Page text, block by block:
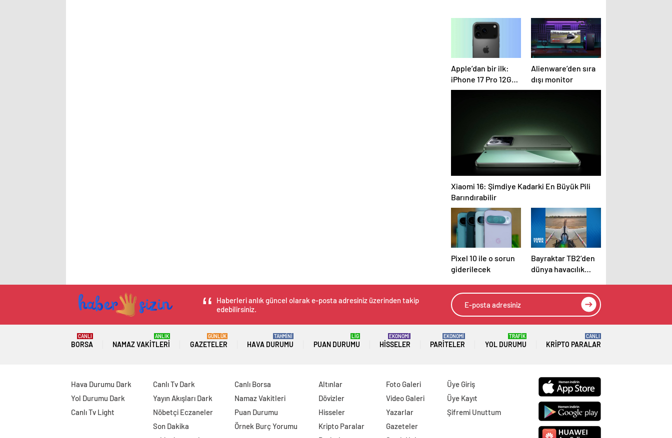
Apple’dan bir ilk:
iPhone 17 Pro 12GB
RAM ile gelecek
Alienware’den sıra
dışı monitor
Xiaomi 16: Şimdiye Kadarki En Büyük Pili
Barındırabilir
Pixel 10 ile o sorun
giderilecek
Bayraktar TB2’den
dünya havacılık
Haberleri anlık güncel olarak e-posta adresiniz üzerinden takip
edebilirsiniz.
BORSA
CANLI
NAMAZ VAKITLERI
ANLIK
GAZETELER
GÜNLÜK
HAVA DURUMU
TAHMİNİ
PUAN DURUMU
LİG
HISSELER
EKONOMİ
PARITELER
EKONOMİ
YOL DURUMU
TRAFİK
KRIPTO PARALAR
CANLI
Hava Durumu Dark
Yol Durumu Dark
Canlı Tv Light
Canlı Tv Dark
Yayın Akışları Dark
Nöbetçi Eczaneler
Son Dakika
Canlı Borsa
Namaz Vakitleri
Puan Durumu
Örnek Burç Yorumu
Altınlar
Dövizler
Hisseler
Kripto Paralar
Foto Galeri
Video Galeri
Yazarlar
Gazeteler
Üye Giriş
Üye Kayıt
Şifremi Unuttum